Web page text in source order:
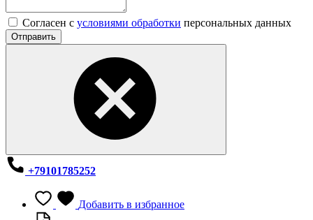
Согласен с условиями обработки персональных данных
Отправить
+79101785252
Добавить в избранное